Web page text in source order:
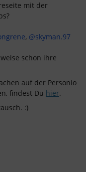
mit der
, @skyman.97
schon ihre
auf der Personio
findest Du hier.
:)